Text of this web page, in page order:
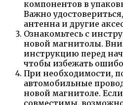
компонентов в
Важно
антенна и другие
Ознакомьтесь с
новой магнитолы.
инструкцию перед
чтобы избежать
При необходимости,
автомобильные
новой магнитоле.
совместимы,